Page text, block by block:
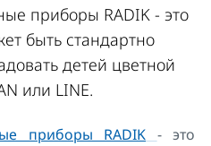
приборы RADIK - это
быть стандартно
детей цветной
или LINE.
приборы RADIK - это